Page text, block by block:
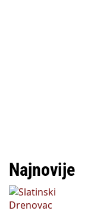
Najnovije